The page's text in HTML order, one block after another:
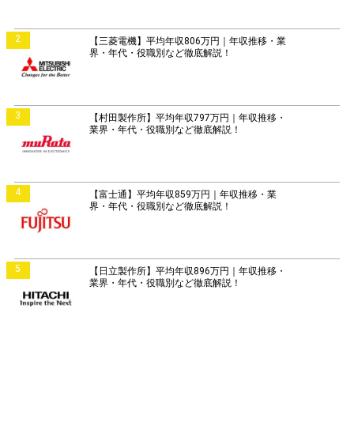
2
【三菱電機】平均年収806万円｜年収推移・業
界・年代・役職別など徹底解説！
3
【村田製作所】平均年収797万円｜年収推移・
業界・年代・役職別など徹底解説！
4
【富士通】平均年収859万円｜年収推移・業
界・年代・役職別など徹底解説！
5
【日立製作所】平均年収896万円｜年収推移・
業界・年代・役職別など徹底解説！